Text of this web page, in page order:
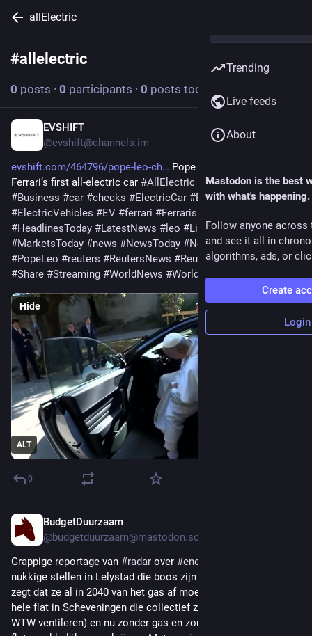
allElectric
#allelectric
0 posts · 0 participants · 0 posts today
EVSHIFT
@evshift@channels.im
evshift.com/464796/pope-leo-ch
Pope Leo checks out
Ferrari’s first all-electric car #AllElectric auto #BreakingNews
#Business #car #checks #ElectricCar #ElectricCars
#ElectricVehicles #EV #ferrari #Ferraris
#HeadlinesToday #LatestNews # leo #LiveNews
#MarketsToday #news #NewsToday #NewsTodayUsa #Pope
#PopeLeo #reuters #ReutersNews #ReutersYoutube #ROME
#Share #Streaming #WorldNews #WorldNewsToday
ALT
Hide
0
BudgetDuurzaam
@budgetduurzaam@mastodon.social
Grappige reportage van #radar over #energietransitie
nukkige stellen in Lelystad die boos zijn omdat de gemeente
zegt dat ze al in 2040 van het gas af moeten ipv 2050 en een
hele flat in Scheveningen die collectief zijn gaan isoleren (en
WTW ventileren) en nu zonder gas en zonder warmtepomp de
Trending
Live feeds
About
Mastodon is the best
with what's happening.
Follow anyone across
and see it all in
algorithms, ads, or
Create
Login